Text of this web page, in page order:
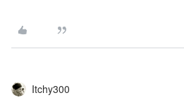
Itchy300